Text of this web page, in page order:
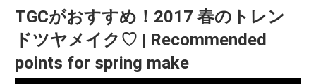
TGCがおすすめ！2017 春のトレン
ドツヤメイク♡ | Recommended
points for spring make